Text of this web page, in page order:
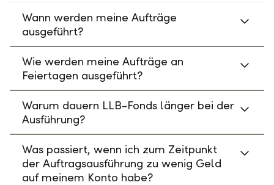
Wann werden meine Aufträge
ausgeführt?
Wie werden meine Aufträge an
Feiertagen ausgeführt?
Warum dauern LLB-Fonds länger bei der
Ausführung?
Was passiert, wenn ich zum Zeitpunkt
der Auftragsausführung zu wenig Geld
auf meinem Konto habe?